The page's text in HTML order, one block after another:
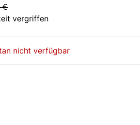
€
vergriffen
nicht verfügbar